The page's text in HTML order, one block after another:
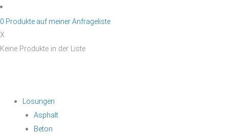
Zum
Inhalt
springen
0 Produkte auf meiner Anfrageliste
X
Keine Produkte in der Liste
Lösungen
Asphalt
Beton